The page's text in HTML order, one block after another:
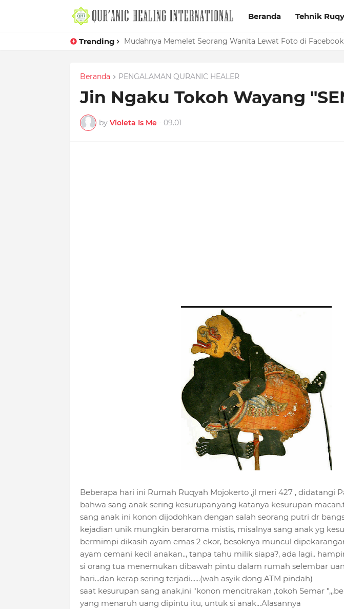
Beranda Tehnik
Trending Mudahnya Memelet Seorang Wanita Lewat Foto di Facebook
Beranda PENGALAMAN QURANIC HEALER
Jin Ngaku Tokoh Wayang
by Violeta Is Me - 09.01
Beberapa hari ini Rumah Ruqyah Mojokerto ,jl meri 427 , didatangi
bahwa sang anak sering kesurupan,yang katanya kesurupan
sang anak ini konon dijodohkan dengan salah seorang putri dr
kejadian unik mungkin beraroma mistis, misalnya sang anak yg
bermimpi dikasih ayam emas 2 ekor, besoknya muncul
ayam cemani kecil anakan.., tanpa tahu milik siapa?, ada lagi..
si orang tua menemukan dibawah pintu dalam rumah selembar
hari...dan kerap sering terjadi......(wah asyik dong ATM pindah)
saat kesurupan sang anak,ini "konon mencitrakan ,tokoh Semar
yang menaruh uang dipintu itu, untuk si anak...Alasannya